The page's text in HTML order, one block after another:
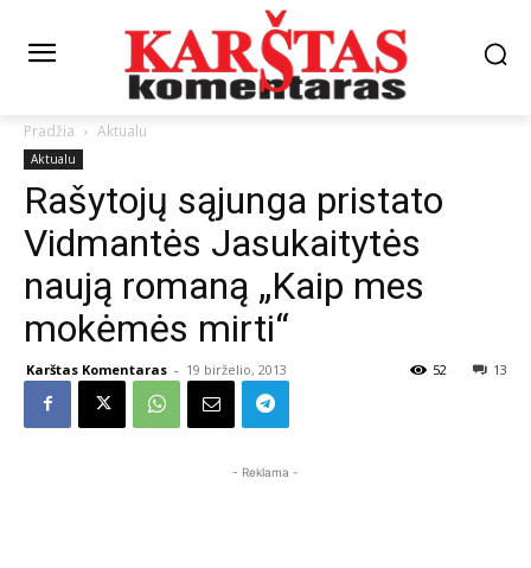
Pradžia Aktualu
Aktualu
Rašytojų sąjunga pristato
Vidmantės Jasukaitytės
naują romaną „Kaip mes
mokėmės mirti“
Karštas Komentaras - 19 birželio, 2013 13
52
- Reklama -